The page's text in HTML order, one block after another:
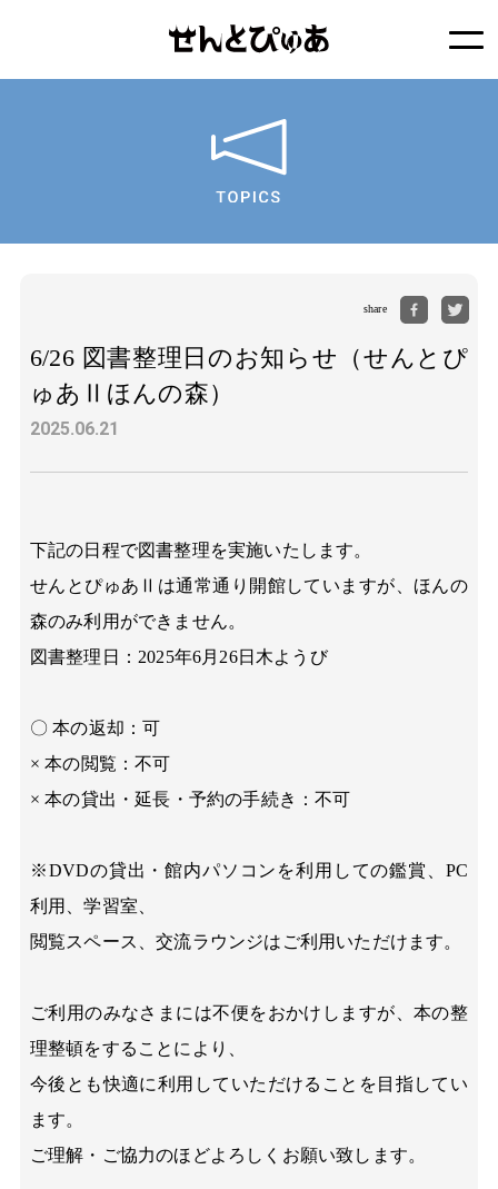
share
6/26 図書整理日のお知らせ（せんとぴ
ゅあⅡほんの森）
2025.06.21
下記の日程で図書整理を実施いたします。
せんとぴゅあⅡは通常通り開館していますが、ほんの
森のみ利用ができません。
図書整理日：2025年6月26日木ようび
〇 本の返却：可
× 本の閲覧：不可
× 本の貸出・延長・予約の手続き：不可
※DVDの貸出・館内パソコンを利用しての鑑賞、PC
利用、学習室、
閲覧スペース、交流ラウンジはご利用いただけます。
ご利用のみなさまには不便をおかけしますが、本の整
理整頓をすることにより、
今後とも快適に利用していただけることを目指してい
ます。
ご理解・ご協力のほどよろしくお願い致します。